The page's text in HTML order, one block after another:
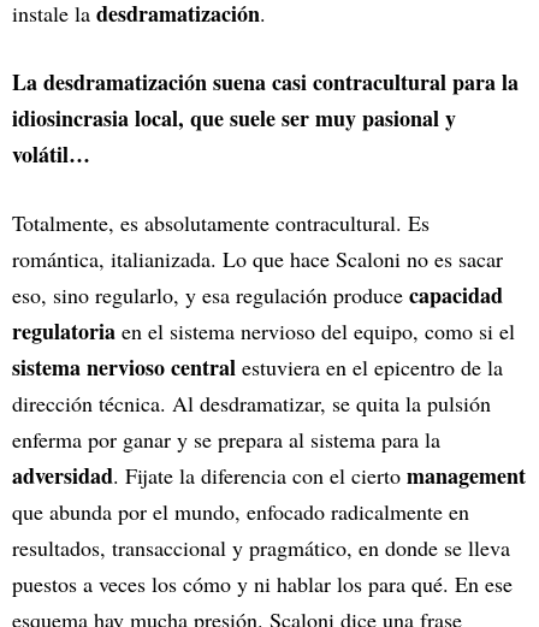
instale la desdramatización.
La desdramatización suena casi contracultural para la
idiosincrasia local, que suele ser muy pasional y
volátil…
Totalmente, es absolutamente contracultural. Es
romántica, italianizada. Lo que hace Scaloni no es sacar
eso, sino regularlo, y esa regulación produce capacidad
regulatoria en el sistema nervioso del equipo, como si el
sistema nervioso central estuviera en el epicentro de la
dirección técnica. Al desdramatizar, se quita la pulsión
enferma por ganar y se prepara al sistema para la
adversidad. Fijate la diferencia con el cierto management
que abunda por el mundo, enfocado radicalmente en
resultados, transaccional y pragmático, en donde se lleva
puestos a veces los cómo y ni hablar los para qué. En ese
esquema hay mucha presión. Scaloni dice una frase